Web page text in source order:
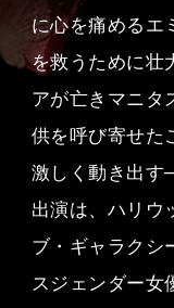
に心を痛めるエ
を救うために壮
アが亡きマニタ
供を呼び寄せた
激しく動き出す
出演は、ハリウ
ブ・ギャラクシ
スジェンダー女